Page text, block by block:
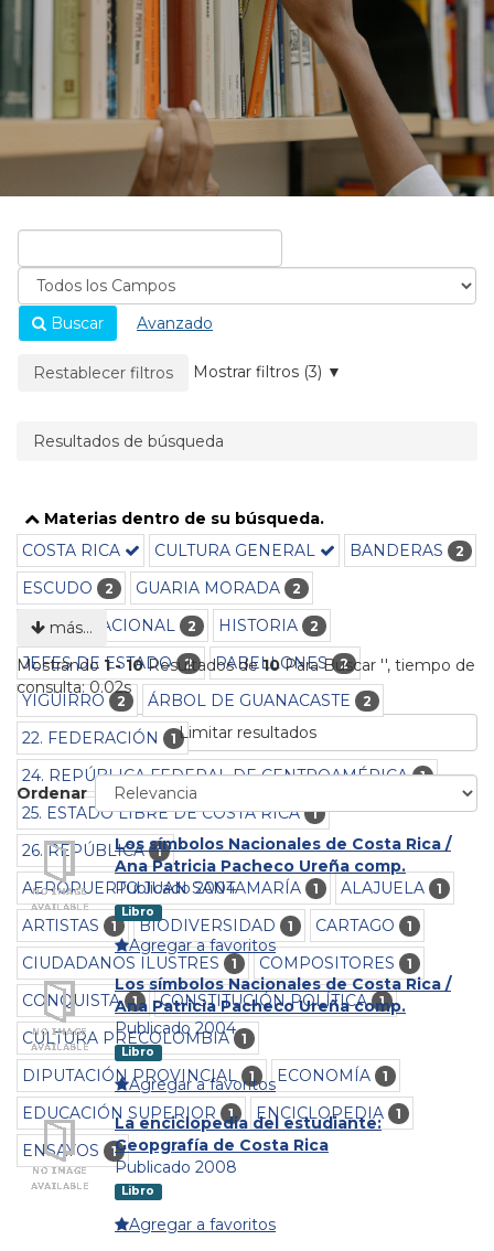
Buscar
Avanzado
La página se recargará cuando se elimine un filtro.
Restablecer filtros Mostrar filtros (3)
Resultados de búsqueda
Materias dentro de su búsqueda.
COSTA RICA
CULTURA GENERAL BANDERAS 2
ESCUDO 2 GUARIA MORADA 2
HIMNO NACIONAL 2 HISTORIA 2
JEFES DE ESTADO 2 PABELLONES 2
YIGÜIRRO 2 ÁRBOL DE GUANACASTE 2
22. FEDERACIÓN 1
24. REPÚBLICA FEDERAL DE CENTROAMÉRICA 1
25. ESTADO LIBRE DE COSTA RICA 1
26. REPÚBLICA 1
AEROPUERTO JUAN SANTAMARÍA 1 ALAJUELA 1
ARTISTAS 1 BIODIVERSIDAD 1 CARTAGO 1
CIUDADANOS ILUSTRES 1 COMPOSITORES 1
CONQUISTA 1 CONSTITUCIÓN POLÍTICA 1
CULTURA PRECOLOMBIA 1
DIPUTACIÓN PROVINCIAL 1 ECONOMÍA 1
EDUCACIÓN SUPERIOR 1 ENCICLOPEDIA 1
ENSAYOS 1
más…
Mostrando 1 - 10Resultados de10Para Buscar '', tiempo de
consulta: 0.02s
Limitar resultados
Ordenar
Los símbolos Nacionales de Costa Rica /
Ana Patricia Pacheco Ureña comp.
Publicado 2004
Libro
Agregar a favoritos
Los símbolos Nacionales de Costa Rica /
Ana Patricia Pacheco Ureña comp.
Publicado 2004
Libro
Agregar a favoritos
La enciclopedia del estudiante:
Geopgrafía de Costa Rica
Publicado 2008
Libro
Agregar a favoritos